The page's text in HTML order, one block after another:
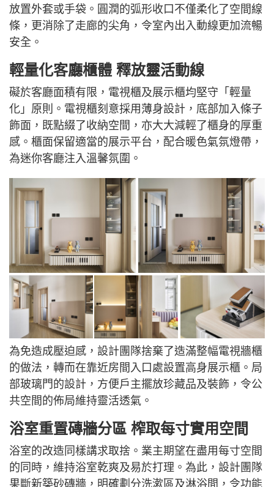
放置外套或手袋。圓潤的弧形收口不僅柔化了空間線
條，更消除了走廊的尖角，令室內出入動線更加流暢
安全。
輕量化客廳櫃體 釋放靈活動線
礙於客廳面積有限，電視櫃及展示櫃均堅守「輕量
化」原則。電視櫃刻意採用薄身設計，底部加入條子
飾面，既點綴了收納空間，亦大大減輕了櫃身的厚重
感。櫃面保留適當的展示平台，配合暖色氣氛燈帶，
為迷你客廳注入溫馨氛圍。
為免造成壓迫感，設計團隊捨棄了造滿整幅電視牆櫃
的做法，轉而在靠近房間入口處設置高身展示櫃。局
部玻璃門的設計，方便戶主擺放珍藏品及裝飾，令公
共空間的佈局維持靈活透氣。
浴室重置磚牆分區 榨取每寸實用空間
浴室的改造同樣講求取捨。業主期望在盡用每寸空間
的同時，維持浴室乾爽及易於打理。為此，設計團隊
果斷新築砂磚牆，明確劃分洗漱區及淋浴間，令功能